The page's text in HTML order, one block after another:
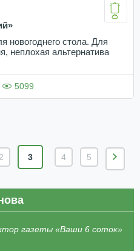
новогоднего стола. Для
неплохая альтернатива
5099
2 3 4 5
газеты «Ваши 6 соток»